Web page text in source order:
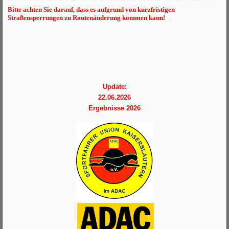
Bitte achten Sie darauf, dass es aufgrund von kurzfristigen
Straßensperrungen zu Routenänderung kommen kann!
Update:
22.06.2026
Ergebnisse 2026